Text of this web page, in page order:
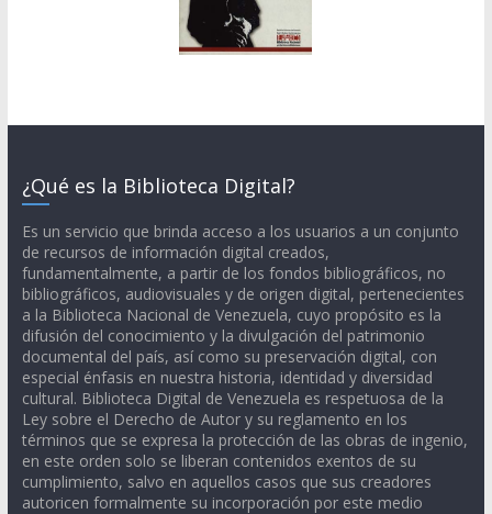
¿Qué es la Biblioteca Digital?
Es un servicio que brinda acceso a los usuarios a un conjunto
de recursos de información digital creados,
fundamentalmente, a partir de los fondos bibliográficos, no
bibliográficos, audiovisuales y de origen digital, pertenecientes
a la Biblioteca Nacional de Venezuela, cuyo propósito es la
difusión del conocimiento y la divulgación del patrimonio
documental del país, así como su preservación digital, con
especial énfasis en nuestra historia, identidad y diversidad
cultural. Biblioteca Digital de Venezuela es respetuosa de la
Ley sobre el Derecho de Autor y su reglamento en los
términos que se expresa la protección de las obras de ingenio,
en este orden solo se liberan contenidos exentos de su
cumplimiento, salvo en aquellos casos que sus creadores
autoricen formalmente su incorporación por este medio